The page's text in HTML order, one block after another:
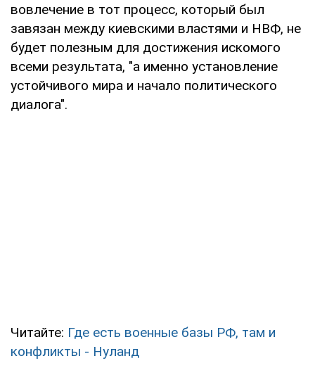
вовлечение в тот процесс, который был
завязан между киевскими властями и НВФ, не
будет полезным для достижения искомого
всеми результата, "а именно установление
устойчивого мира и начало политического
диалога".
Читайте: Где есть военные базы РФ, там и
конфликты - Нуланд